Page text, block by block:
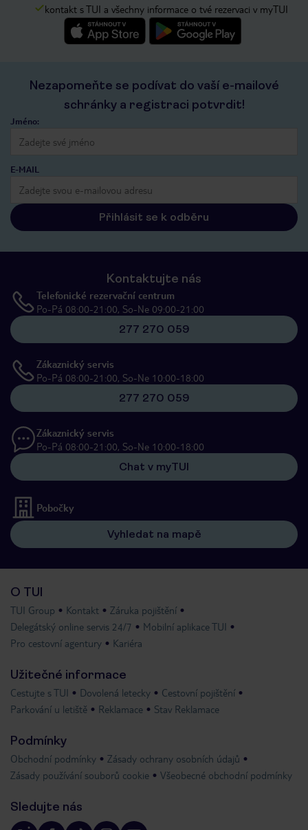
kontakt s TUI a všechny informace o tvé rezervaci v myTUI
Nezapomeňte se podívat do vaší e-mailové
schránky a registraci potvrdit!
Jméno:
E-MAIL
Přihlásit se k odběru
Kontaktujte nás
Telefonické rezervační centrum
Po-Pá 08:00-21:00, So-Ne 09:00-21:00
277 270 059
Zákaznický servis
Po-Pá 08:00-21:00, So-Ne 10:00-18:00
277 270 059
Zákaznický servis
Po-Pá 08:00-21:00, So-Ne 10:00-18:00
Chat v myTUI
Pobočky
Vyhledat na mapě
O TUI
TUI Group Kontakt
Záruka pojištění
Delegátský online servis 24/7
Mobilní aplikace TUI
Pro cestovní agentury
Kariéra
Užitečné informace
Cestujte s TUI Dovolená letecky
Cestovní pojištění
Parkování u letiště
Reklamace Stav Reklamace
Podmínky
Obchodní podmínky
Zásady ochrany osobních údajů
Zásady používání souborů cookie
Všeobecné obchodní podmínky
Sledujte nás